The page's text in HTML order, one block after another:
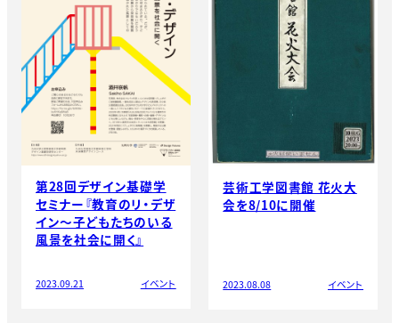
第28回デザイン基礎学
セミナー『教育のリ・デザ
イン〜子どもたちのいる
風景を社会に開く』
2023.09.21 イベント
芸術工学図書館 花火大
会を8/10に開催
2023.08.08 イベント